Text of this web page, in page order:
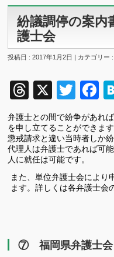
紛議調停の案
護士会
投稿日 : 2017年1月2日 | カテゴリー
Threads
X
弁護士との間で紛争があれ
を申し立てることができます
懲戒請求と違い当時者しか
代理人は弁護士であれば可
人に就任は可能です。
また、単位弁護士会により
ます。詳しくは各弁護士会
⑦ 福岡県弁護士会